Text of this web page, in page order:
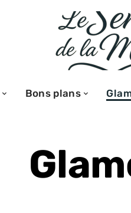
Bons plans